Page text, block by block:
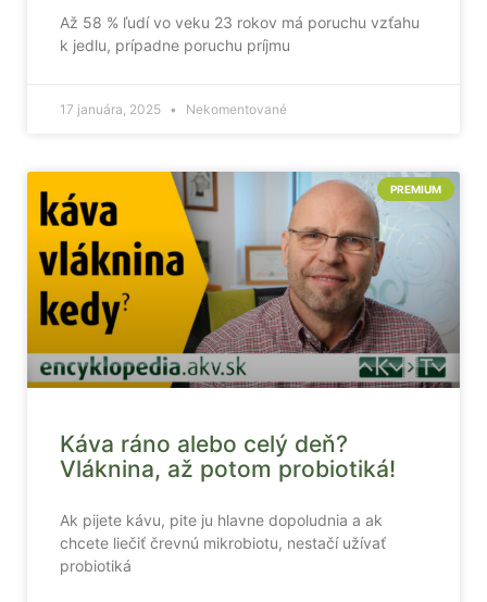
Až 58 % ľudí vo veku 23 rokov má poruchu vzťahu
k jedlu, prípadne poruchu príjmu
17 januára, 2025 Nekomentované
PREMIUM
Káva ráno alebo celý deň?
Vláknina, až potom probiotiká!
Ak pijete kávu, pite ju hlavne dopoludnia a ak
chcete liečiť črevnú mikrobiotu, nestačí užívať
probiotiká